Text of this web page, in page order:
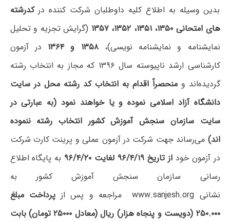
بدین وسیله به اطلاع کلیه داوطلبان شرکت کننده درکدرشته
های امتحانی ۱۳۵۰، ۱۳۵۱، ۱۳۵۲، ۱۳۵۷
(گرایش تجزیه و تحلیل
نمایشنامه و نمایشنامه نویسی)،۱۳۵۸ و ۱۳۶۴
در آزمون
کارشناسی ارشد ناپیوسته سال ۱۳۹۶ که مجاز به انتخاب رشته
گردیده‌اند ومنحصراً اقدام به انتخاب کد رشته محل در سایت
دانشگاه آزاد اسلامی نموده و یا خواهند نمود (به عبارتی در
سایت سازمان سنجش آموزش کشور انتخاب رشته ننموده
اند) می‌رساند جهت شرکت در آزمون عملی و پرینت کارت شرکت
در آزمون خوداز تاریخ ۹۶/۴/۱۹ لغایت ۹۶/۴/۲۰
به پایگاه اطلاع
رسانی سازمان سنجش‌ آموزش کشور به
نشانی www.sanjesh.org مراجعه و پس از
پرداخت مبلغ
۲۵۰.۰۰۰ (دویست و پنجاه هزار) ریال (معادل ۲۵۰۰۰ تومان) بابت